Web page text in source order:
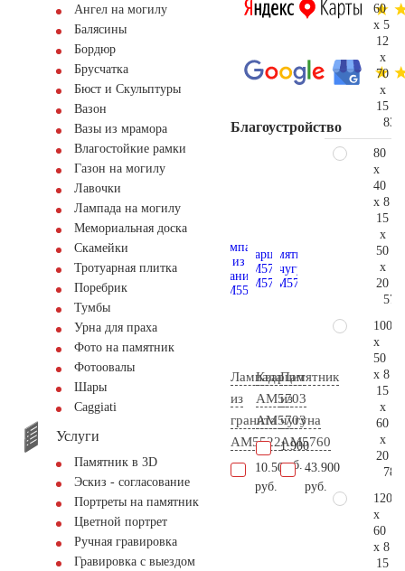
Ангел на могилу
Балясины
Бордюр
Брусчатка
Бюст и Скульптуры
Вазон
Вазы из мрамора
Влагостойкие рамки
Газон на могилу
Лавочки
Лампада на могилу
Мемориальная доска
Скамейки
Тротуарная плитка
Поребрик
Тумбы
Урна для праха
Фото на памятник
Фотоовалы
Шары
Сaggiati
Услуги
Памятник в 3D
Эскиз - согласование
Портреты на памятник
Цветной портрет
Ручная гравировка
Гравировка с выездом
Благоустройство
Лампада
из
гранита
AM5522
10.500
руб.
Кварцит
АМ5703
AM5703
1.900
руб.
Памятник
из
чугуна
AM5760
43.900
руб.
60
x 5
12
x
70
x
15
80
x
40
x 8
15
x
50
x
20
100
x
50
x 8
15
x
60
x
20
120
x
60
x 8
15